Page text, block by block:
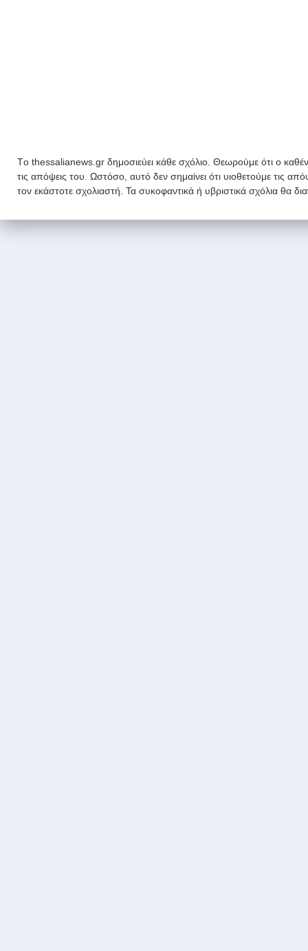
Tο thessalianews.gr δημοσιεύει κάθε σχόλιο. Θεωρούμε ότι ο
τις απόψεις του. Ωστόσο, αυτό δεν σημαίνει ότι υιοθετούμε τις
τον εκάστοτε σχολιαστή. Τα συκοφαντικά ή υβριστικά σχόλια θα